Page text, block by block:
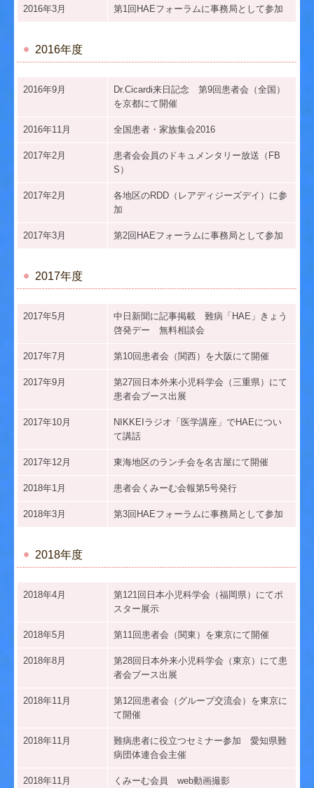
2016年3月 第1回HAEフォーラムに事務局として参加
2016年度
2016年9月
Dr.Cicardi来日記念 第9回患者会（全国）
を京都にて開催
2016年11月 全国患者・家族集会2016
2017年2月
患者会会員のドキュメンタリー放送（FB
S）
2017年2月 各地区のRDD （ レアディジーズデイ）に参
加
2017年3月 第2回HAEフォーラムに事務局として参加
2017年度
2017年5月
中日新聞に記事掲載 難病「HAE」きょう
啓発デー 無料相談会
2017年7月 第10回患者会（関西）を大阪にて開催
2017年9月
第27回日本外来小児科学会（三重県）にて
患者会ブース出展
2017年10月
NIKKEIラジオ「医学講座」でHAEについ
て講話
2017年12月 東海地区のランチ会を名古屋にて開催
2018年1月 患者会くみーむ会報第5号発行
2018年3月 第3回HAEフォーラムに事務局として参加
2018年度
2018年4月
第121回日本小児科学会（福岡県）にてポ
スター展示
2018年5月 第11回患者会（関東）を東京にて開催
2018年8月
第28回日本外来小児科学会（東京）にて患
者会ブース出展
2018年11月
第12回患者会（グループ交流会）を東京に
て開催
2018年11月
難病患者に役立つセミナー参加 愛知県難
病団体連合会主催
2018年11月 くみーむ会員 web動画撮影